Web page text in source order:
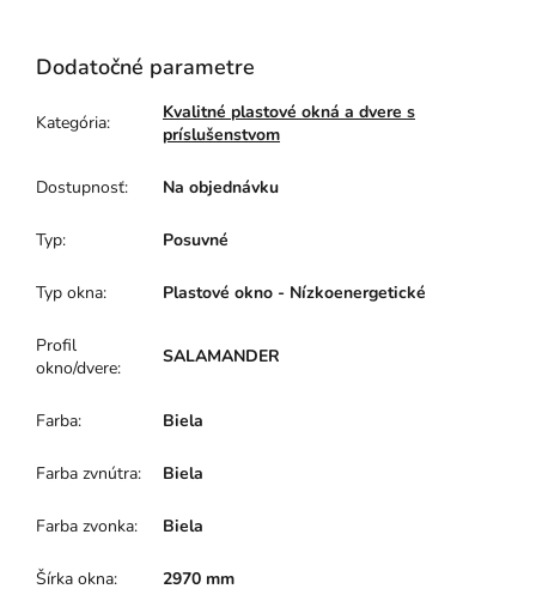
Dodatočné parametre
Kategória:
Kvalitné plastové okná a dvere s
príslušenstvom
Dostupnosť: Na objednávku
Typ: Posuvné
Typ okna: Plastové okno - Nízkoenergetické
Profil
okno/dvere:
SALAMANDER
Farba: Biela
Farba zvnútra: Biela
Farba zvonka: Biela
Šírka okna: 2970 mm